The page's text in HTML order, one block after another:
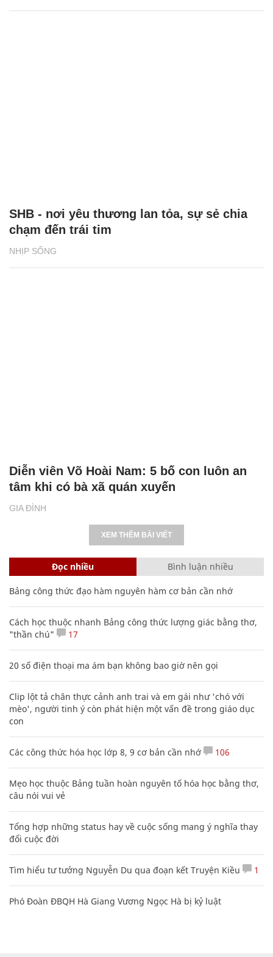
NHỊP SỐNG
SHB - nơi yêu thương lan tỏa, sự sẻ chia
chạm đến trái tim
GIA ĐÌNH
Diễn viên Võ Hoài Nam: 5 bố con luôn an
tâm khi có bà xã quán xuyến
XEM THÊM BÀI VIẾT
Đọc nhiều Bình luận nhiều
Bảng công thức đạo hàm nguyên hàm cơ bản cần nhớ
Cách học thuộc nhanh Bảng công thức lượng giác bằng thơ,
"thần chú"
17
20 số điện thoại ma ám bạn không bao giờ nên gọi
Clip lột tả chân thực cảnh anh trai và em gái như 'chó với
mèo', người tinh ý còn phát hiện một vấn đề trong giáo dục
con
Các công thức hóa học lớp 8, 9 cơ bản cần nhớ 106
Mẹo học thuộc Bảng tuần hoàn nguyên tố hóa học bằng thơ,
câu nói vui vẻ
Tổng hợp những status hay về cuộc sống mang ý nghĩa thay
đổi cuộc đời
Tìm hiểu tư tưởng Nguyễn Du qua đoạn kết Truyện Kiều 1
Phó Đoàn ĐBQH Hà Giang Vương Ngọc Hà bị kỷ luật